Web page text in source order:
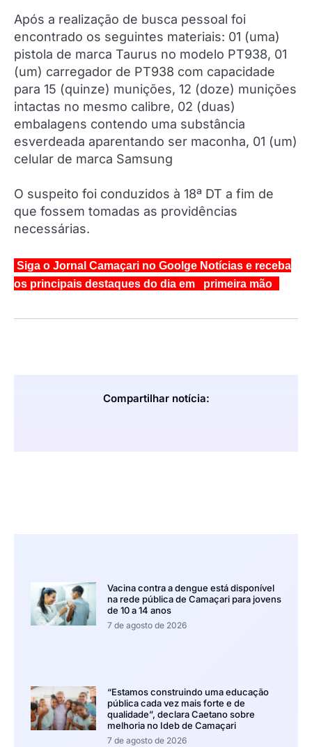
Após a realização de busca pessoal foi
encontrado os seguintes materiais: 01 (uma)
pistola de marca Taurus no modelo PT938, 01
(um) carregador de PT938 com capacidade
para 15 (quinze) munições, 12 (doze) munições
intactas no mesmo calibre, 02 (duas)
embalagens contendo uma substância
esverdeada aparentando ser maconha, 01 (um)
celular de marca Samsung
O suspeito foi conduzidos à 18ª DT a fim de
que fossem tomadas as providências
necessárias.
Siga o Jornal Camaçari no Goolge Notícias e receba
os principais destaques do dia em primeira mão
Compartilhar notícia:
Vacina contra a dengue está disponível
na rede pública de Camaçari para jovens
de 10 a 14 anos
7 de agosto de 2026
“Estamos construindo uma educação
pública cada vez mais forte e de
qualidade”, declara Caetano sobre
melhoria no Ideb de Camaçari
7 de agosto de 2026